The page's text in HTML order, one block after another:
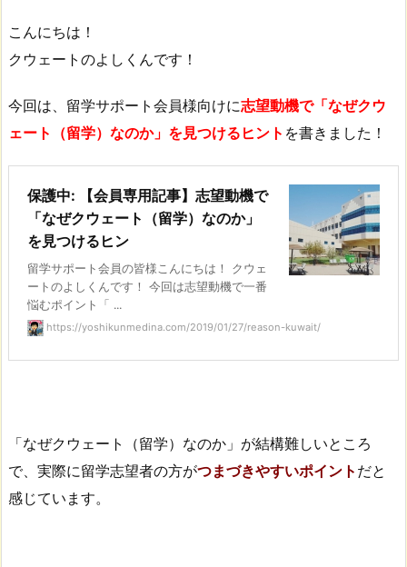
こんにちは！
クウェートのよしくんです！
今回は、留学サポート会員様向けに志望動機で「なぜクウ
ェート（留学）なのか」を見つけるヒント を書きました！
保護中: 【会員専用記事】志望動機で
「なぜクウェート（留学）なのか」
を見つけるヒン
留学サポート会員の皆様こんにちは！ クウェ
ートのよしくんです！ 今回は志望動機で一番
悩むポイント「 ...
https://yoshikunmedina.com/2019/01/27/reason-kuwait/
「なぜクウェート（留学）なのか」が結構難しいところ
で、実際に留学志望者の方がつまづきやすいポイント だと
感じています。